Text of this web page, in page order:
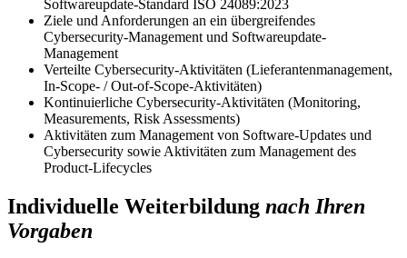
Softwareupdate-Standard ISO 24089:2023
Ziele und Anforderungen an ein übergreifendes
Cybersecurity-Management und Softwareupdate-
Management
Verteilte Cybersecurity-Aktivitäten (Lieferantenmanagement,
In-Scope- / Out-of-Scope-Aktivitäten)
Kontinuierliche Cybersecurity-Aktivitäten (Monitoring,
Measurements, Risk Assessments)
Aktivitäten zum Management von Software-Updates und
Cybersecurity sowie Aktivitäten zum Management des
Product-Lifecycles
Individuelle Weiterbildung nach Ihren
Vorgaben